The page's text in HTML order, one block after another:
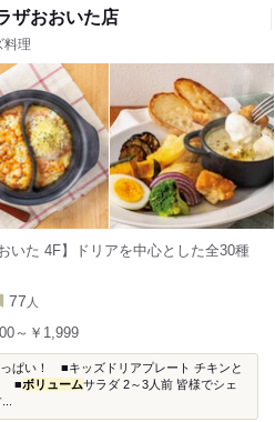
ザおおいた店
料理
いた 4F】ドリアを中心とした全30種
77 人
～￥1,999
っぱい！ ■キッズドリアプレート チキンと
■ボリュームサラダ 2～3人前 皆様でシェ